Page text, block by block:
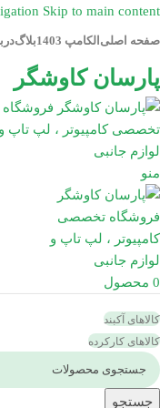
Skip to main content
صفحه اصلی الکامپ 1403 بلاگ
پارسان کاوشگر
منو
0 محصول
کالاهای آکبند
کالاهای کارکرده
جستجو